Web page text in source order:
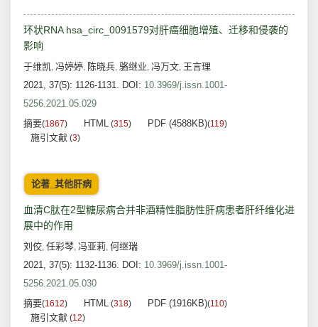
环状RNA hsa_circ_0091579对肝癌细胞增殖、迁移和侵袭的
影响
于维凯, 冯婷婷, 陈晓兵, 骆继业, 冯万文, 王言理
2021, 37(5): 1126-1131. DOI: 10.3969/j.issn.1001-
5256.2021.05.029
摘要(1867) HTML (315) PDF (4588KB)(119)
施引文献 (3)
论著_其他肝病
血清C肽在2型糖尿病合并非酒精性脂肪性肝病患者肝纤维化进
展中的作用
刘佼, 任彩琴, 冯亚莉, 何继瑞
2021, 37(5): 1132-1136. DOI: 10.3969/j.issn.1001-
5256.2021.05.030
摘要(1612) HTML (318) PDF (1916KB)(110)
施引文献 (12)